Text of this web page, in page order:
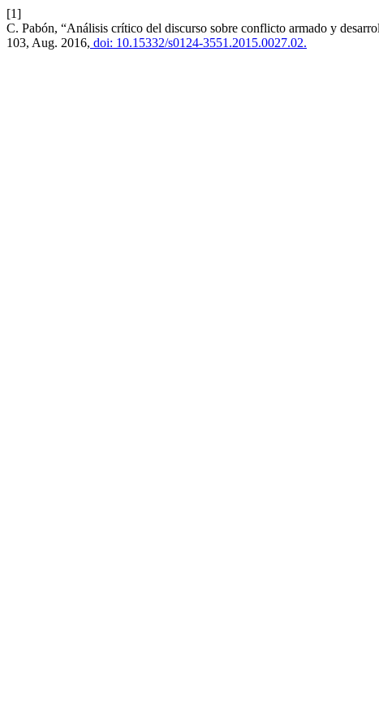
[1]
C. Pabón, “Análisis crítico del discurso sobre conflicto armado y
103, Aug. 2016, doi: 10.15332/s0124-3551.2015.0027.02.